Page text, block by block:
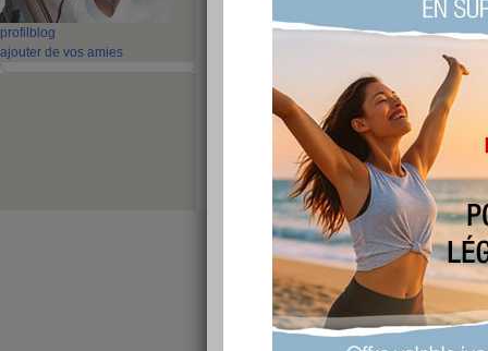
profil blog
ajouter de vos amies
21 - 21 »
‹ Préc. 11 12 13 14 15
En mode épuisée
publié le 31/03/2009 à 20:10
A mon avis,
lorsque l'on est